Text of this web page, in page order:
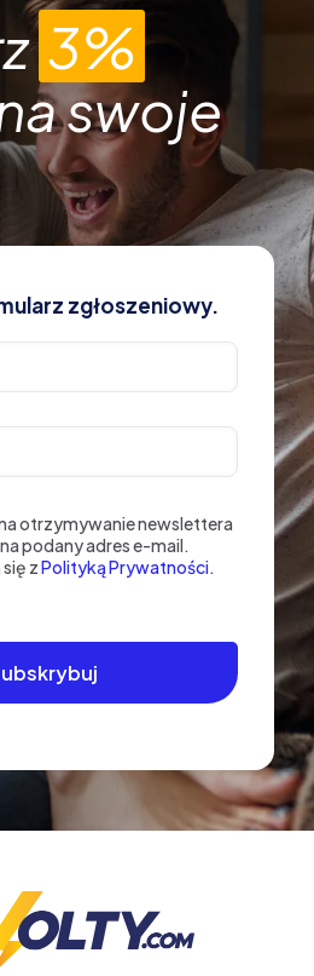
3%
swoje
zgłoszeniowy.
otrzymywanie newslettera
podany adres e-mail.
zPolityką Prywatności.